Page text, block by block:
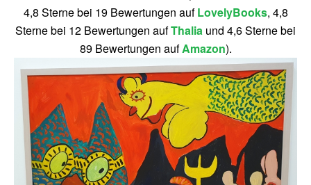
4,8 Sterne bei 19 Bewertungen aufLovelyBooks, 4,8
Sterne bei 12 Bewertungen aufThalia und 4,6 Sterne bei
89 Bewertungen aufAmazon).